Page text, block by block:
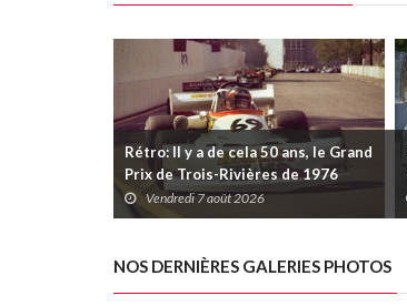
Rétro: Il y a de cela 50 ans, le Grand
Prix de Trois-Rivières de 1976
Vendredi 7 août 2026
NOS DERNIÈRES GALERIES PHOTOS